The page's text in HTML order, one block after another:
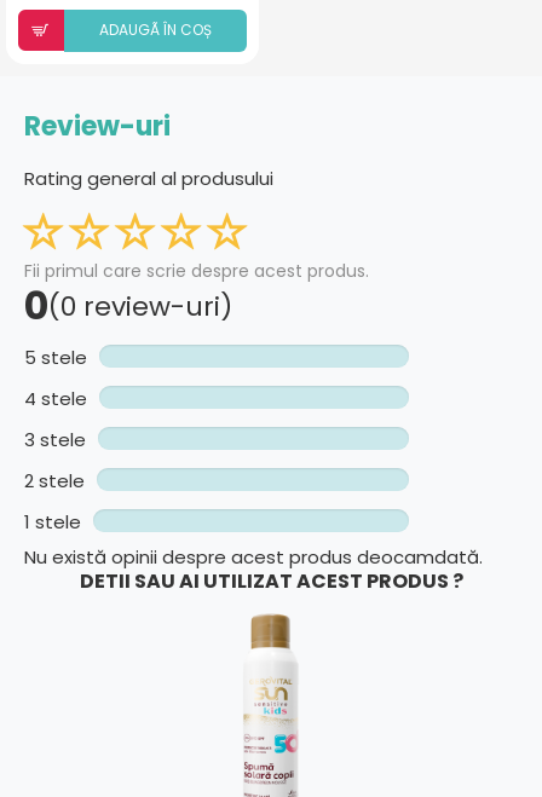
ADAUGÃ ÎN COȘ
Review-uri
Rating general al produsului
Fii primul care scrie despre acest produs.
0(0 review-uri)
5 stele
4 stele
3 stele
2 stele
1 stele
Nu există opinii despre acest produs deocamdată.
DETII SAU AI UTILIZAT ACEST PRODUS ?